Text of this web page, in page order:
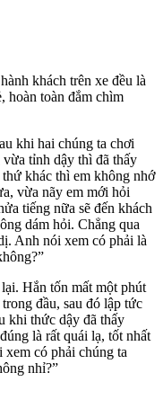
khách trên xe đều là
hoàn toàn đắm chìm
khi hai chúng ta chơi
tỉnh dậ‌y th‌ì đã thấy
khác thì em không nhớ
vừa nãy em mới hỏi
tiếng nữa sẽ đến khách
dám hỏi. Chẳng qua
Anh nói xem có phải là
Hắn tốn mất một phút
đầu, sau đó lập tức
khi thức dậy đã thấy
là rất quái lạ, tốt nhất
có phải chúng ta
nhỉ?”